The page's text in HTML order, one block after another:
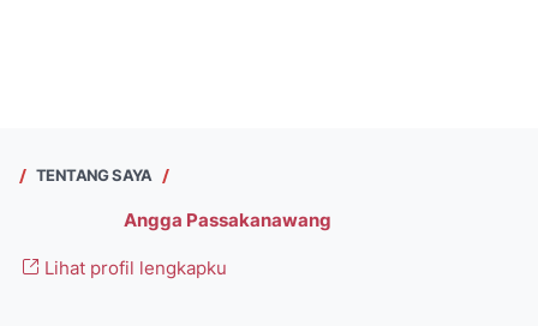
TENTANG SAYA
Angga Passakanawang
Lihat profil lengkapku